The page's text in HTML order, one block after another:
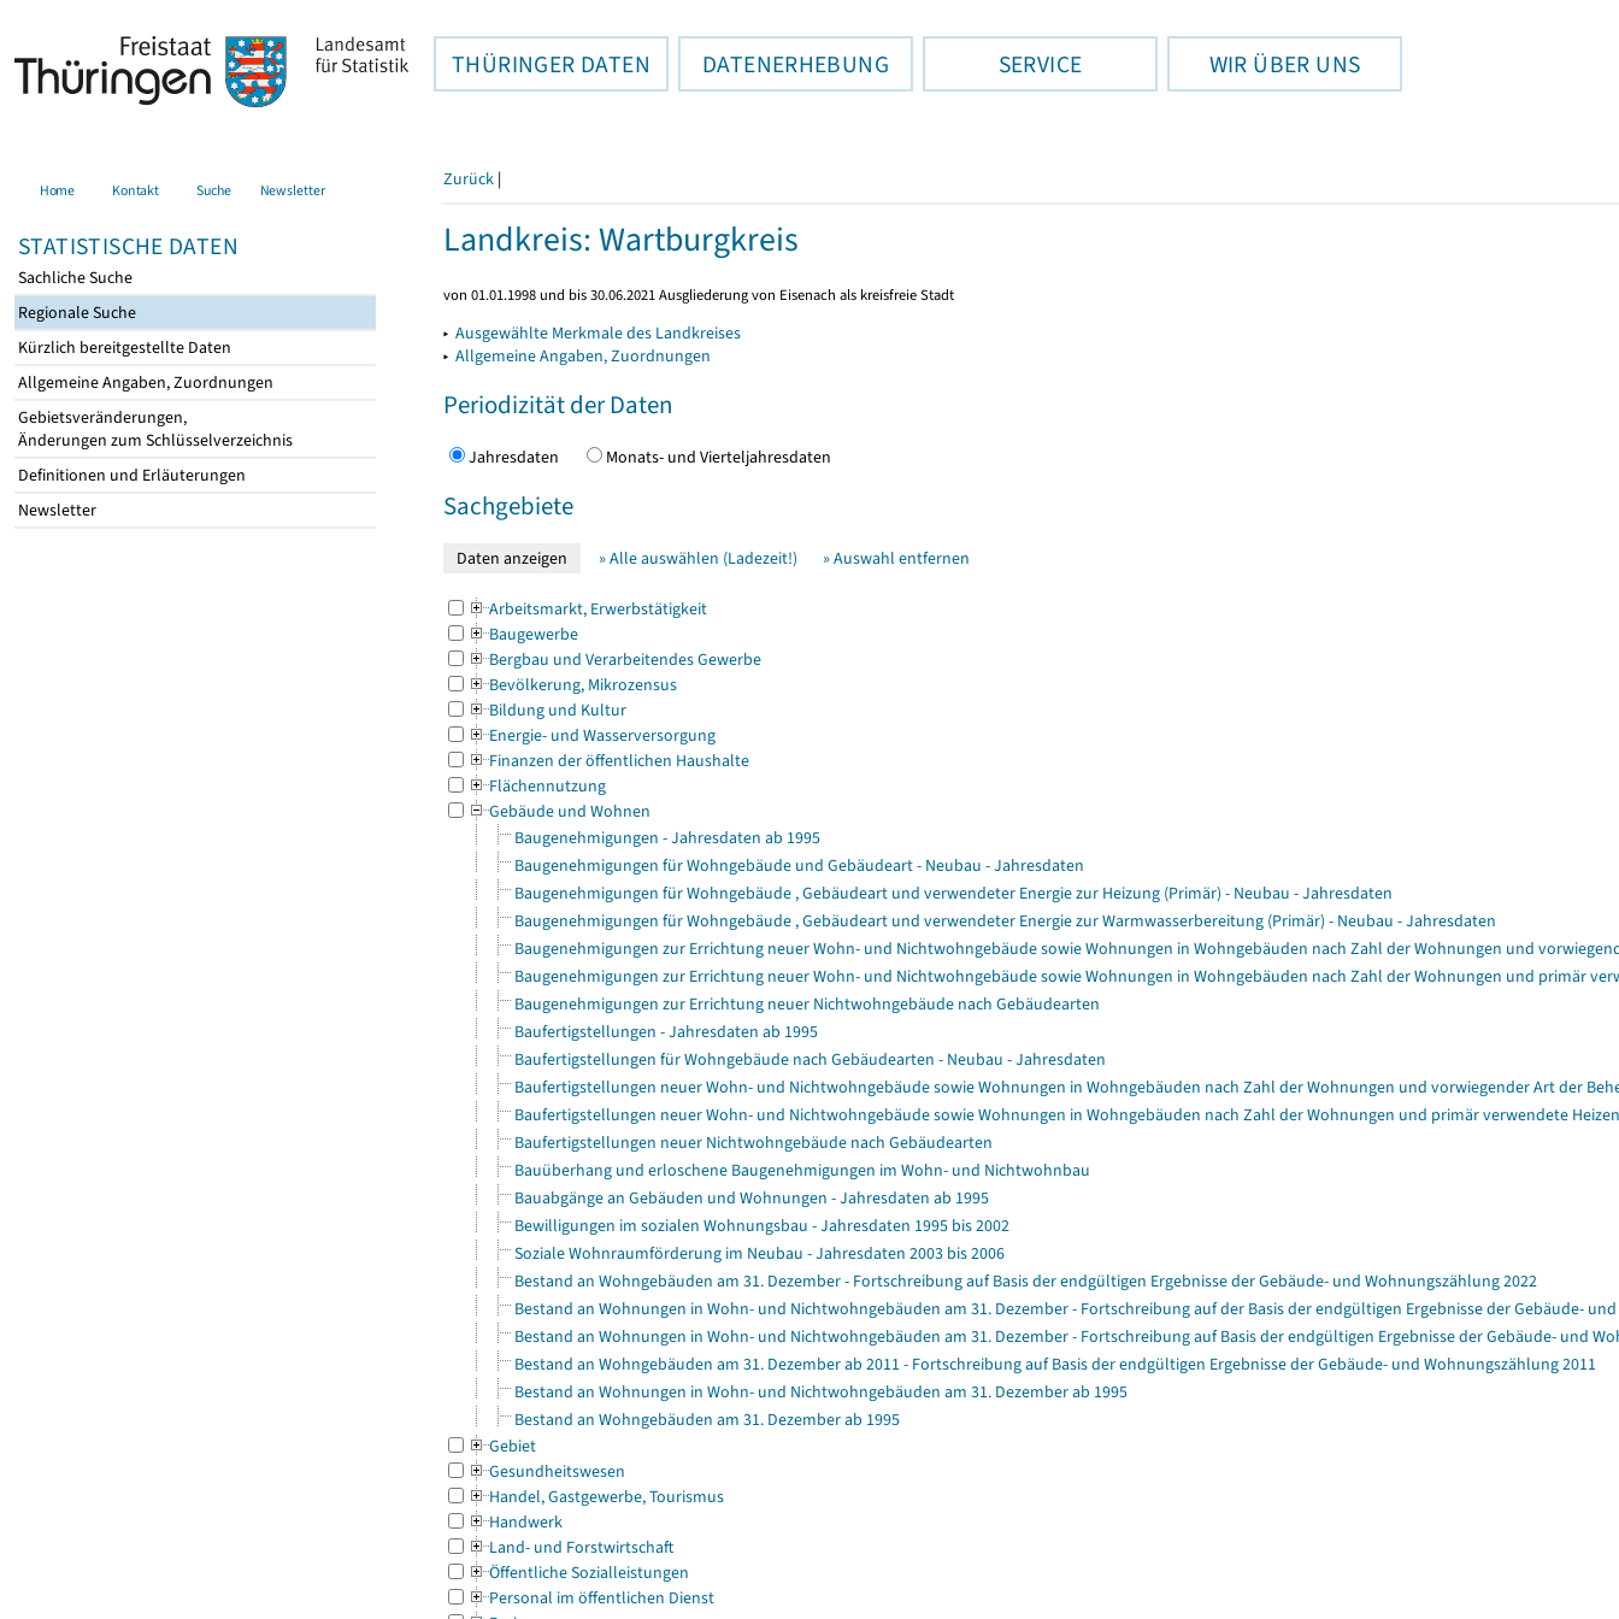
THÜRINGER DATEN DATENERHEBUNG SERVICE WIR ÜBER UNS
Home Kontakt Suche Newsletter
STATISTISCHE DATEN
Sachliche Suche
Regionale Suche
Kürzlich bereitgestellte Daten
Allgemeine Angaben, Zuordnungen
Gebietsveränderungen,
Änderungen zum Schlüsselverzeichnis
Definitionen und Erläuterungen
Newsletter
Zurück |
Landkreis: Wartburgkreis
von 01.01.1998 und bis 30.06.2021 Ausgliederung von Eisenach als kreisfreie Stadt
▸ Ausgewählte Merkmale des Landkreises
▸ Allgemeine Angaben, Zuordnungen
Periodizität der Daten
Jahresdaten Monats- und Vierteljahresdaten
Sachgebiete
» Alle auswählen (Ladezeit!) » Auswahl entfernen
Arbeitsmarkt, Erwerbstätigkeit
Baugewerbe
Bergbau und Verarbeitendes Gewerbe
Bevölkerung, Mikrozensus
Bildung und Kultur
Energie- und Wasserversorgung
Finanzen der öffentlichen Haushalte
Flächennutzung
Gebäude und Wohnen
Baugenehmigungen - Jahresdaten ab 1995
Baugenehmigungen für Wohngebäude und Gebäudeart - Neubau - Jahresdaten
Baugenehmigungen für Wohngebäude , Gebäudeart und verwendeter Energie zur Heizung (Primär) - Neubau - Jahresdaten
Baugenehmigungen für Wohngebäude , Gebäudeart und verwendeter Energie zur Warmwasserbereitung (Primär) - Neubau - Jahresdaten
Baugenehmigungen zur Errichtung neuer Wohn- und Nichtwohngebäude sowie Wohnungen in Wohngebäuden nach Zahl der Wohnungen und
Baugenehmigungen zur Errichtung neuer Wohn- und Nichtwohngebäude sowie Wohnungen in Wohngebäuden nach Zahl der Wohnungen und primär
Baugenehmigungen zur Errichtung neuer Nichtwohngebäude nach Gebäudearten
Baufertigstellungen - Jahresdaten ab 1995
Baufertigstellungen für Wohngebäude nach Gebäudearten - Neubau - Jahresdaten
Baufertigstellungen neuer Wohn- und Nichtwohngebäude sowie Wohnungen in Wohngebäuden nach Zahl der Wohnungen und vorwiegender Art der
Baufertigstellungen neuer Wohn- und Nichtwohngebäude sowie Wohnungen in Wohngebäuden nach Zahl der Wohnungen und primär verwendete
Baufertigstellungen neuer Nichtwohngebäude nach Gebäudearten
Bauüberhang und erloschene Baugenehmigungen im Wohn- und Nichtwohnbau
Bauabgänge an Gebäuden und Wohnungen - Jahresdaten ab 1995
Bewilligungen im sozialen Wohnungsbau - Jahresdaten 1995 bis 2002
Soziale Wohnraumförderung im Neubau - Jahresdaten 2003 bis 2006
Bestand an Wohngebäuden am 31. Dezember - Fortschreibung auf Basis der endgültigen Ergebnisse der Gebäude- und Wohnungszählung 2022
Bestand an Wohnungen in Wohn- und Nichtwohngebäuden am 31. Dezember - Fortschreibung auf der Basis der endgültigen Ergebnisse der Gebäude-
Bestand an Wohnungen in Wohn- und Nichtwohngebäuden am 31. Dezember - Fortschreibung auf Basis der endgültigen Ergebnisse der Gebäude- und
Bestand an Wohngebäuden am 31. Dezember ab 2011 - Fortschreibung auf Basis der endgültigen Ergebnisse der Gebäude- und Wohnungszählung 2011
Bestand an Wohnungen in Wohn- und Nichtwohngebäuden am 31. Dezember ab 1995
Bestand an Wohngebäuden am 31. Dezember ab 1995
Gebiet
Gesundheitswesen
Handel, Gastgewerbe, Tourismus
Handwerk
Land- und Forstwirtschaft
Öffentliche Sozialleistungen
Personal im öffentlichen Dienst